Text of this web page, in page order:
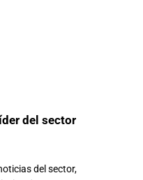
del sector
del sector,